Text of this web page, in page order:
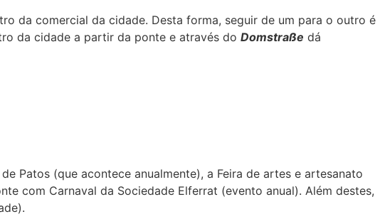
da comercial da cidade. Desta forma, seguir de um para o outro é
da cidade a partir da ponte e através do Domstraße dá
Patos (que acontece anualmente), a Feira de artes e artesanato
com Carnaval da Sociedade Elferrat (evento anual). Além destes,